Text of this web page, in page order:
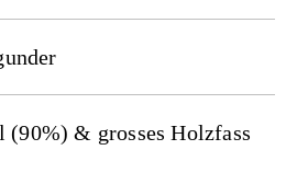
(90%) & grosses Holzfass